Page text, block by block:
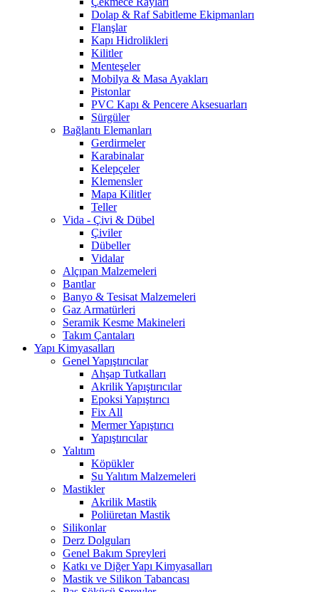
Dolap & Raf Sabitleme Ekipmanları
Flanşlar
Kapı Hidrolikleri
Kilitler
Menteşeler
Mobilya & Masa Ayakları
Pistonlar
PVC Kapı & Pencere Aksesuarları
Sürgüler
Bağlantı Elemanları
Gerdirmeler
Karabinalar
Kelepçeler
Klemensler
Mapa Kilitler
Teller
Vida - Çivi & Dübel
Çiviler
Dübeller
Vidalar
Alçıpan Malzemeleri
Bantlar
Banyo & Tesisat Malzemeleri
Gaz Armatürleri
Seramik Kesme Makineleri
Takım Çantaları
Yapı Kimyasalları
Genel Yapıştırıcılar
Ahşap Tutkalları
Akrilik Yapıştırıcılar
Epoksi Yapıştırıcı
Fix All
Mermer Yapıştırıcı
Yapıştırıcılar
Yalıtım
Köpükler
Su Yalıtım Malzemeleri
Mastikler
Akrilik Mastik
Poliüretan Mastik
Silikonlar
Derz Dolguları
Genel Bakım Spreyleri
Katkı ve Diğer Yapı Kimyasalları
Mastik ve Silikon Tabancası